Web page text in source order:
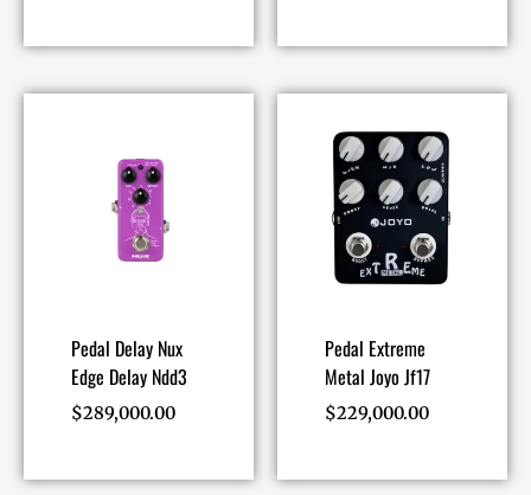
Pedal Delay Nux
Edge Delay Ndd3
$289,000.00
Pedal Extreme
Metal Joyo Jf17
$229,000.00